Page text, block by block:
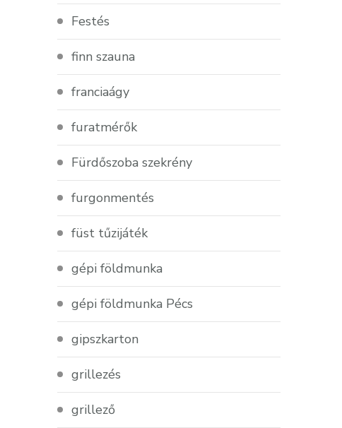
Festés
finn szauna
franciaágy
furatmérők
Fürdőszoba szekrény
furgonmentés
füst tűzijáték
gépi földmunka
gépi földmunka Pécs
gipszkarton
grillezés
grillező